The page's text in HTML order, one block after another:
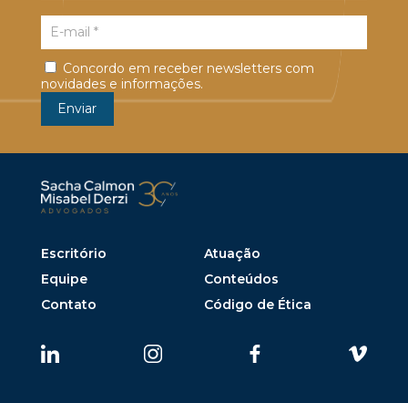
Concordo em receber newsletters com
novidades e informações.
Escritório
Atuação
Equipe
Conteúdos
Contato
Código de Ética